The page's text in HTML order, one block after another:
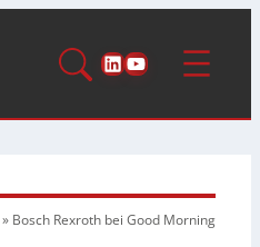
LinkedIn
YouTube
» Bosch Rexroth bei Good Morning